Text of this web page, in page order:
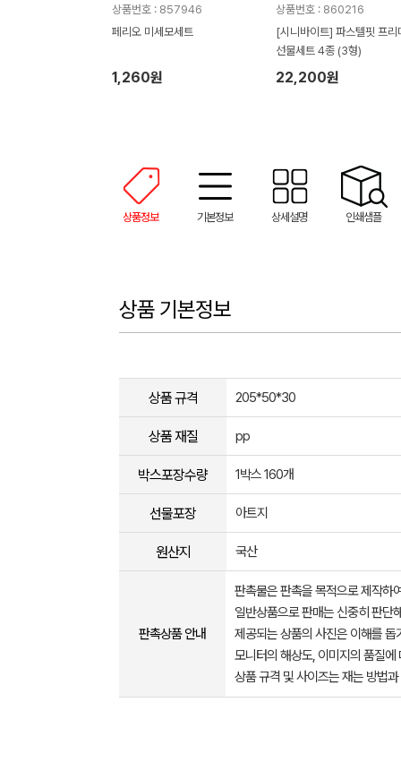
상품번호 : 857946
페리오 미세모세트
1,260원
상품번호 : 860216
[시니바이트] 파스텔핏 프리
선물세트 4종 (3형)
22,200원
상품정보 기본정보 상세설명 인쇄샘플
상품 기본정보
상품 규격 205*50*30
상품 재질 pp
박스포장수량 1박스 160개
선물포장 아트지
원산지 국산
판촉상품 안내
판촉물은 판촉을 목적으로 제작하
일반상품으로 판매는 신중히 판단
제공되는 상품의 사진은 이해를
모니터의 해상도, 이미지의 품질
상품 규격 및 사이즈는 재는 방법